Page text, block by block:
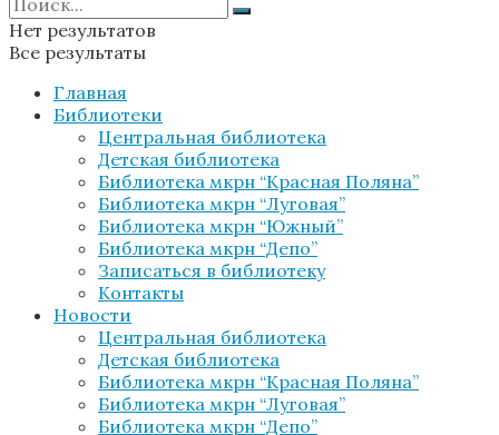
Нет результатов
Все результаты
Главная
Библиотеки
Центральная библиотека
Детская библиотека
Библиотека мкрн “Красная Поляна”
Библиотека мкрн “Луговая”
Библиотека мкрн “Южный”
Библиотека мкрн “Депо”
Записаться в библиотеку
Контакты
Новости
Центральная библиотека
Детская библиотека
Библиотека мкрн “Красная Поляна”
Библиотека мкрн “Луговая”
Библиотека мкрн “Депо”